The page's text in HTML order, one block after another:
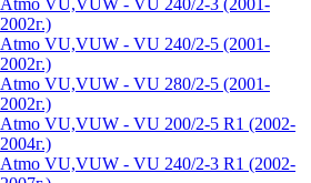
Atmo VU,VUW - VU 240/2-3 (2001-
2002г.)
Atmo VU,VUW - VU 240/2-5 (2001-
2002г.)
Atmo VU,VUW - VU 280/2-5 (2001-
2002г.)
Atmo VU,VUW - VU 200/2-5 R1 (2002-
2004г.)
Atmo VU,VUW - VU 240/2-3 R1 (2002-